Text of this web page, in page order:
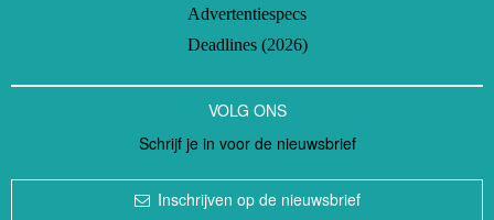
Advertentiespecs
Deadlines (2026)
VOLG ONS
Schrijf je in voor de nieuwsbrief
Inschrijven op de nieuwsbrief